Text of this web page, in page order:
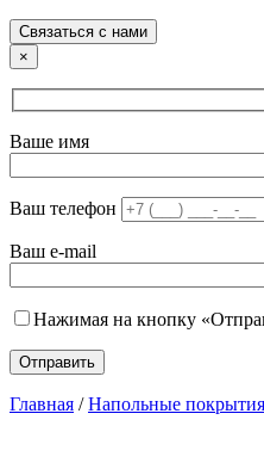
Связаться с нами
×
Ваше имя
Ваш телефон
Ваш e-mail
Нажимая на кнопку
Главная /Напольные покрытия